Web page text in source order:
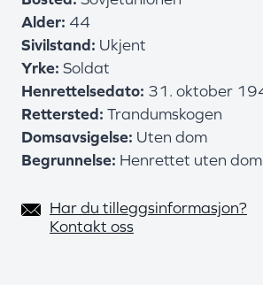
Alder 44
Sivilstand Ukjent
Yrke Soldat
Henrettelsedato 31. oktober
Rettersted Trandumskogen
Domsavsigelse Uten dom
Begrunnelse Henrettet uten dom
Har du tilleggsinformasjon?
Kontakt oss